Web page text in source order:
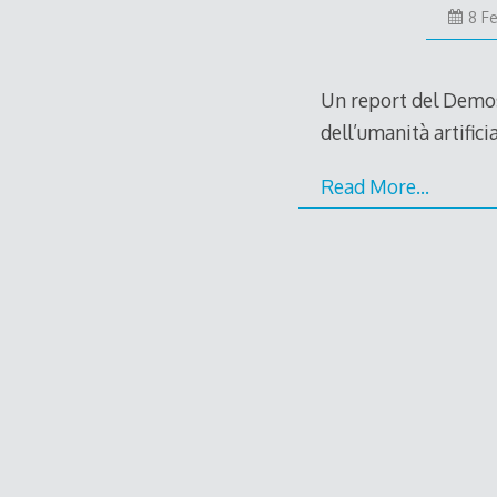
8
Un report del
dell’umanità
Read More…